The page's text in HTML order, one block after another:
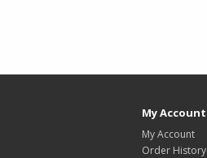
My Account
My Account
Order History